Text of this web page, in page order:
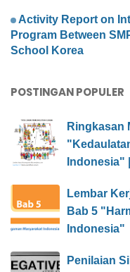
Activity Report on
Program Between
School Korea
POSTINGAN POPULER
Ringkasan
Indonesia"
Lembar
Bab 5
Indonesia"
Penilaian